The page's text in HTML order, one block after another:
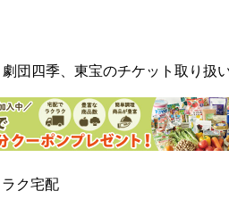
団四季、東宝のチケット取り扱
ク宅配